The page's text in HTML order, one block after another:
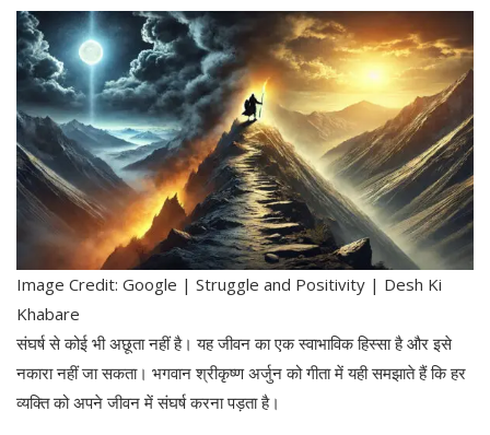
Image Credit: Google | Struggle and Positivity | Desh Ki
Khabare
संघर्ष से कोई भी अछूता नहीं है। यह जीवन का एक स्वाभाविक हिस्सा है और इसे
नकारा नहीं जा सकता। भगवान श्रीकृष्ण अर्जुन को गीता में यही समझाते हैं कि हर
व्यक्ति को अपने जीवन में संघर्ष करना पड़ता है।